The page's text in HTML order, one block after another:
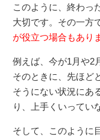
このように、終わっ
大切です。その一方
が役立つ場合もあり
例えば、今が1月や2
そのときに、先ほど
そうにない状況にあ
り、上手くいってい
そして、このように